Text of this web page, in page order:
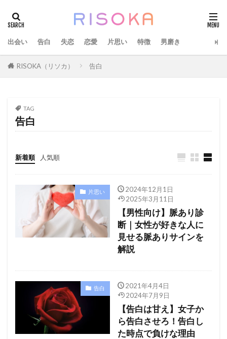
出会い 告白 失恋 恋愛 片思い 特徴 男磨き
RISOKA（リソカ） 告白
TAG
告白
新着順 人気順
片思い
2024年12月1日
2025年3月11日
【男性向け】脈あり診
断｜女性が好きな人に
見せる脈ありサインを
解説
告白
2021年4月4日
2024年7月9日
【告白は甘え】女子か
ら告白させろ！告白し
た時点で負けな理由